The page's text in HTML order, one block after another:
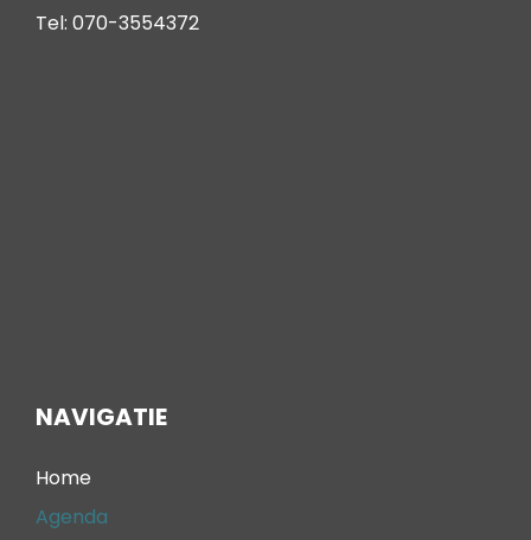
Tel: 070-3554372
NAVIGATIE
Home
Agenda